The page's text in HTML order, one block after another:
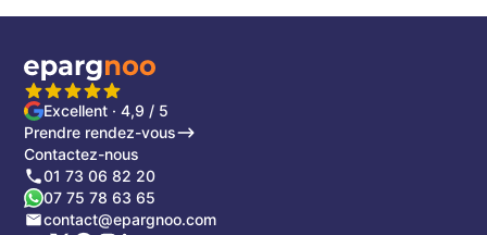
Excellent · 4,9 / 5
Prendre rendez-vous
Contactez-nous
01 73 06 82 20
07 75 78 63 65
contact@epargnoo.com